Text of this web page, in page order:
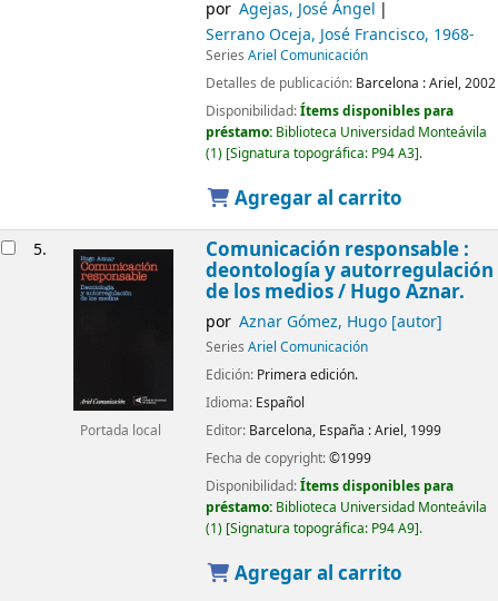
por Agejas, José Ángel
Serrano Oceja, José Francisco, 1968-
Series Ariel Comunicación
Detalles de publicación: Barcelona :Ariel,2002
Disponibilidad:Ítems disponibles para
préstamo: Biblioteca Universidad Monteávila
(1) Signatura topográfica: P94 A3 .
Agregar al carrito
5.
Portada local
Comunicación responsable :
deontología y autorregulación
de los medios / Hugo Aznar.
por Aznar Gómez, Hugo[autor]
Series Ariel Comunicación
Edición: Primera edición.
Idioma: Español
Editor: Barcelona, España :Ariel, 1999
Fecha de copyright:©1999
Disponibilidad:Ítems disponibles para
préstamo: Biblioteca Universidad Monteávila
(1) Signatura topográfica: P94 A9 .
Agregar al carrito